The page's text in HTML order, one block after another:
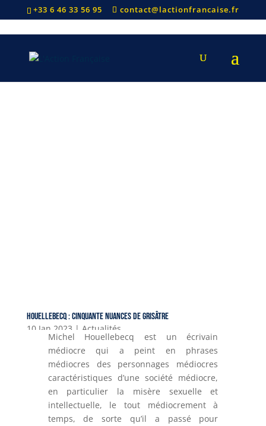
+33 6 46 33 56 95 contact@lactionfrancaise.fr
Houellebecq : Cinquante nuances de grisâtre
10 Jan 2023 | Actualités
Michel Houellebecq est un écrivain
médiocre qui a peint en phrases
médiocres des personnages médiocres
caractéristiques d’une société médiocre,
en particulier la misère sexuelle et
intellectuelle, le tout médiocrement à
temps, de sorte qu’il a passé pour